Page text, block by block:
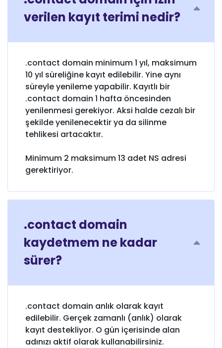
verilen kayıt terimi nedir?
.contact domain minimum 1 yıl, maksimum
10 yıl süreliğine kayıt edilebilir. Yine aynı
süreyle yenileme yapabilir. Kayıtlı bir
.contact domain 1 hafta öncesinden
yenilenmesi gerekiyor. Aksi halde cezalı bir
şekilde yenilenecektir ya da silinme
tehlikesi artacaktır.
Minimum 2 maksimum 13 adet NS adresi
gerektiriyor.
.contact domain
kaydetmem ne kadar
sürer?
.contact domain anlık olarak kayıt
edilebilir. Gerçek zamanlı (anlık) olarak
kayıt destekliyor. O gün içerisinde alan
adınızı aktif olarak kullanabilirsiniz.